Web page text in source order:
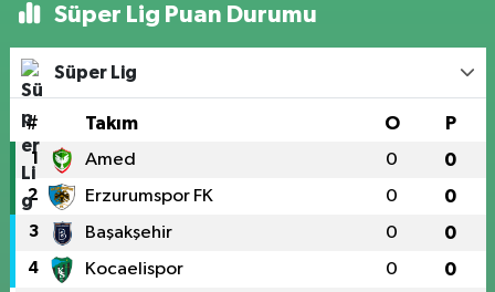
Süper Lig Puan Durumu
Süper Lig
# Takım O P
1 Amed 0 0
2 Erzurumspor FK 0 0
3 Başakşehir 0 0
4 Kocaelispor 0 0